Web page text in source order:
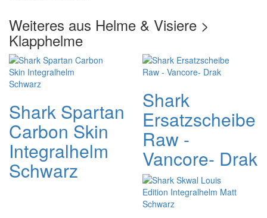
Weiteres aus Helme & Visiere >
Klapphelme
Shark Spartan
Carbon Skin
Integralhelm
Schwarz
Shark
Ersatzscheibe
Raw -
Vancore- Drak